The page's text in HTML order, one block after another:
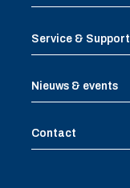
Service & Support
Nieuws & events
Contact